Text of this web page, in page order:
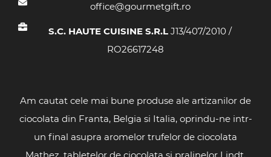
office@gourmetgift.ro
S.C. HAUTE CUISINE S.R.L J13/407/2010 /
RO26617248
Am cautat cele mai bune produse ale artizanilor de
ciocolata din Franta, Belgia si Italia, oprindu-ne intr-
un final asupra aromelor trufelor de ciocolata